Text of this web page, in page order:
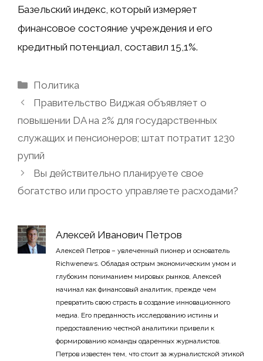
Базельский индекс, который измеряет
финансовое состояние учреждения и его
кредитный потенциал, составил 15,1%.
Рубрики
Политика
Правительство Виджая объявляет о
повышении DA на 2% для государственных
служащих и пенсионеров; штат потратит 1230
рупий
Вы действительно планируете свое
богатство или просто управляете расходами?
Алексей Иванович Петров
Алексей Петров – увлеченный пионер и основатель
Richwenews. Обладая острым экономическим умом и
глубоким пониманием мировых рынков, Алексей
начинал как финансовый аналитик, прежде чем
превратить свою страсть в создание инновационного
медиа. Его преданность исследованию истины и
предоставлению честной аналитики привели к
формированию команды одаренных журналистов.
Петров известен тем, что стоит за журналистской этикой